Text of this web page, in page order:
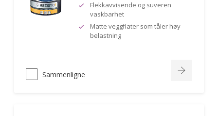
Flekkavvisende og suveren
vaskbarhet
Matte veggflater som tåler høy
belastning
Sammenligne